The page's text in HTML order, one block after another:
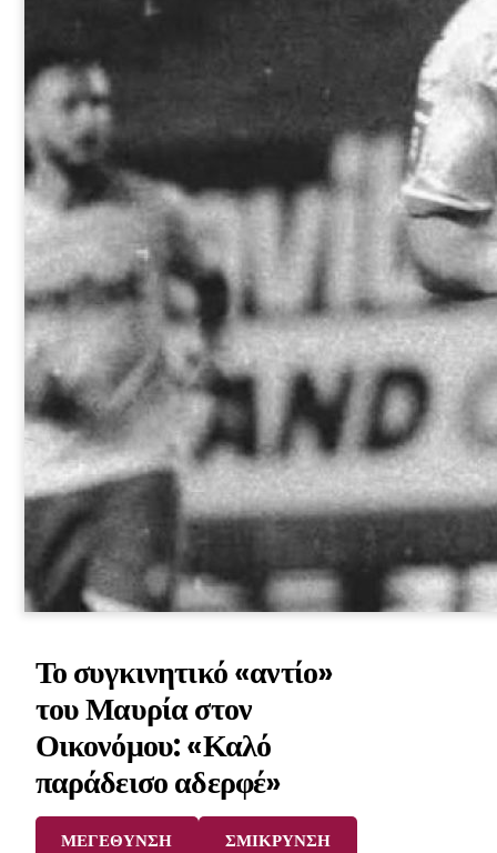
Το συγκινητικό «αντίο»
του Μαυρία στον
Οικονόμου: «Καλό
παράδεισο αδερφέ»
ΜΕΓΕΘΥΝΣΗ
ΣΜΙΚΡΥΝΣΗ